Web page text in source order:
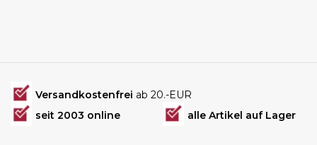
Versandkostenfrei ab 20.-EUR
seit 2003 online
alle Artikel auf Lager